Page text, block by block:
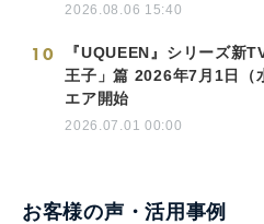
2026.08.06 15:40
10
『UQUEEN』シリーズ新
王子」篇 2026年7月1日（
エア開始
2026.07.01 00:00
お客様の声・活用事例